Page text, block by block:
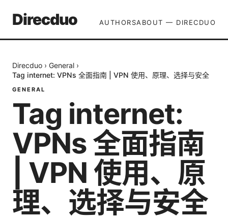
Direcduo AUTHORSABOUT — DIRECDUO
Direcduo › General ›
Tag internet: VPNs 全面指南 | VPN 使用、原理、选择与安全
GENERAL
Tag internet:
VPNs 全面指南
| VPN 使用、原
理、选择与安全